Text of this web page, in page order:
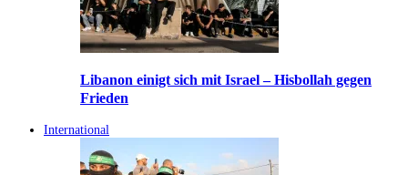
Libanon einigt sich mit Israel – Hisbollah gegen
Frieden
International